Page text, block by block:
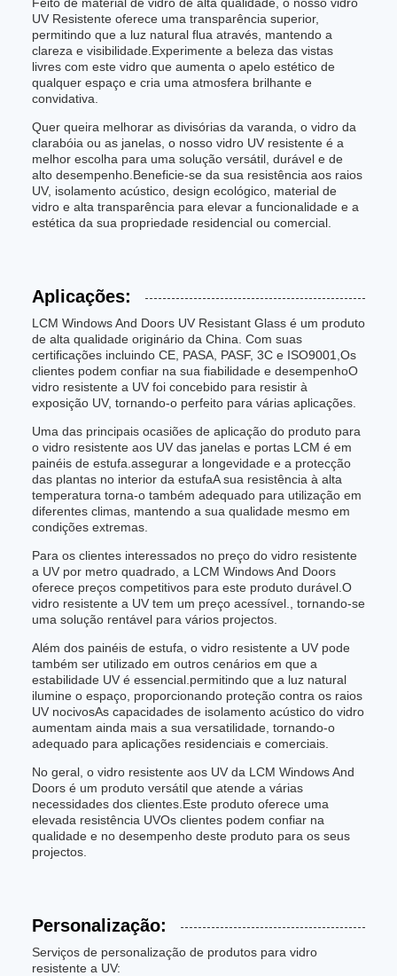
UV Resistente oferece uma transparência superior,
permitindo que a luz natural flua através, mantendo a
clareza e visibilidade.Experimente a beleza das vistas
livres com este vidro que aumenta o apelo estético de
qualquer espaço e cria uma atmosfera brilhante e
convidativa.
Quer queira melhorar as divisórias da varanda, o vidro da
clarabóia ou as janelas, o nosso vidro UV resistente é a
melhor escolha para uma solução versátil, durável e de
alto desempenho.Beneficie-se da sua resistência aos raios
UV, isolamento acústico, design ecológico, material de
vidro e alta transparência para elevar a funcionalidade e a
estética da sua propriedade residencial ou comercial.
Aplicações:
LCM Windows And Doors UV Resistant Glass é um produto
de alta qualidade originário da China. Com suas
certificações incluindo CE, PASA, PASF, 3C e ISO9001,Os
clientes podem confiar na sua fiabilidade e desempenhoO
vidro resistente a UV foi concebido para resistir à
exposição UV, tornando-o perfeito para várias aplicações.
Uma das principais ocasiões de aplicação do produto para
o vidro resistente aos UV das janelas e portas LCM é em
painéis de estufa.assegurar a longevidade e a protecção
das plantas no interior da estufaA sua resistência à alta
temperatura torna-o também adequado para utilização em
diferentes climas, mantendo a sua qualidade mesmo em
condições extremas.
Para os clientes interessados no preço do vidro resistente
a UV por metro quadrado, a LCM Windows And Doors
oferece preços competitivos para este produto durável.O
vidro resistente a UV tem um preço acessível., tornando-se
uma solução rentável para vários projectos.
Além dos painéis de estufa, o vidro resistente a UV pode
também ser utilizado em outros cenários em que a
estabilidade UV é essencial.permitindo que a luz natural
ilumine o espaço, proporcionando proteção contra os raios
UV nocivosAs capacidades de isolamento acústico do vidro
aumentam ainda mais a sua versatilidade, tornando-o
adequado para aplicações residenciais e comerciais.
No geral, o vidro resistente aos UV da LCM Windows And
Doors é um produto versátil que atende a várias
necessidades dos clientes.Este produto oferece uma
elevada resistência UVOs clientes podem confiar na
qualidade e no desempenho deste produto para os seus
projectos.
Personalização:
Serviços de personalização de produtos para vidro
resistente a UV: